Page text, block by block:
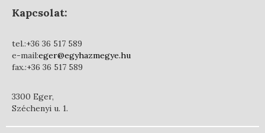
Kapcsolat:
tel.:+36 36 517 589
e-mail:eger@egyhazmegye.hu
fax.:+36 36 517 589
3300 Eger,
Széchenyi u. 1.